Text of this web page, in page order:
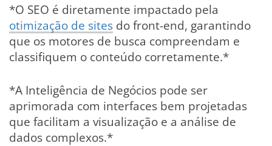
*O SEO é diretamente impactado pela
otimização de sites do front-end, garantindo
que os motores de busca compreendam e
classifiquem o conteúdo corretamente.*
*A Inteligência de Negócios pode ser
aprimorada com interfaces bem projetadas
que facilitam a visualização e a análise de
dados complexos.*